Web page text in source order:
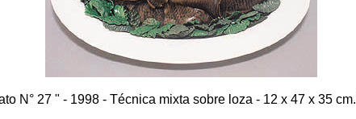
N° 27 " - 1998 - Técnica mixta sobre loza - 12 x 47 x 35 cm.